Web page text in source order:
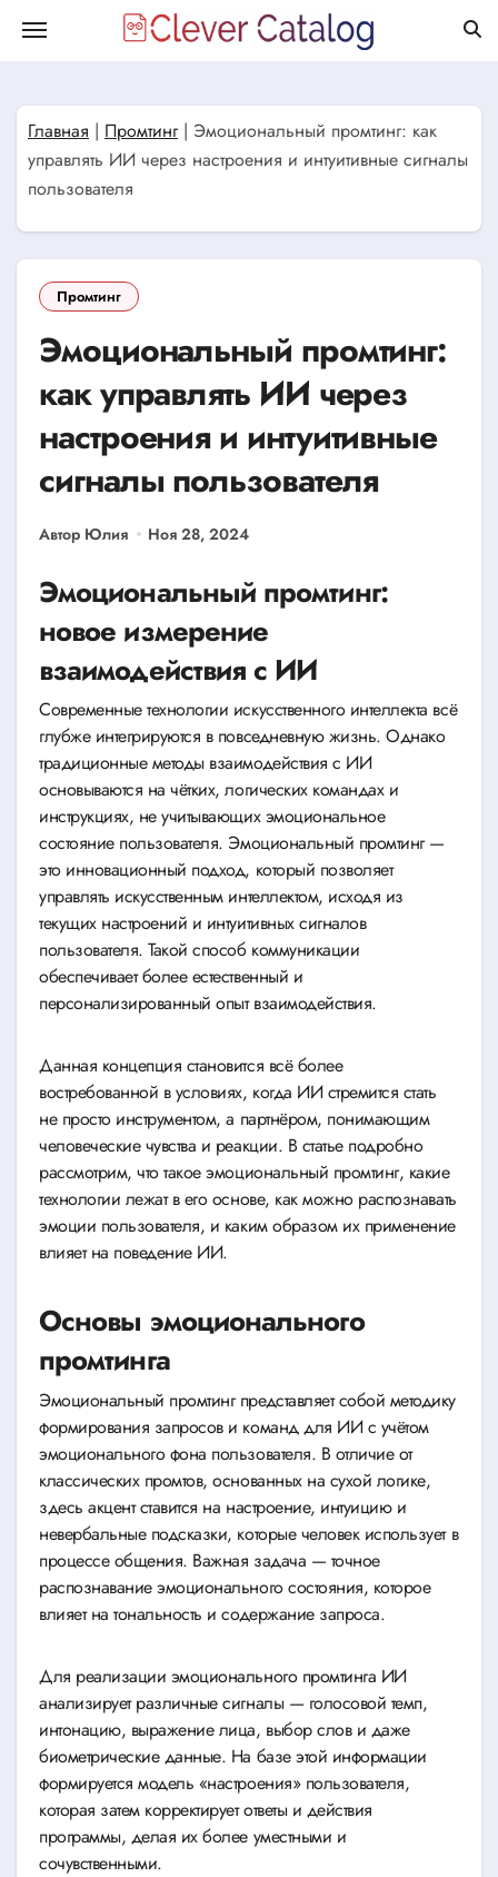
Главная | Промтинг| Эмоциональный промтинг: как
управлять ИИ через настроения и интуитивные сигналы
пользователя
Промтинг
Эмоциональный промтинг:
как управлять ИИ через
настроения и интуитивные
сигналы пользователя
Автор Юлия Ноя 28, 2024
Эмоциональный промтинг:
новое измерение
взаимодействия с ИИ
Современные технологии искусственного интеллекта всё
глубже интегрируются в повседневную жизнь. Однако
традиционные методы взаимодействия с ИИ
основываются на чётких, логических командах и
инструкциях, не учитывающих эмоциональное
состояние пользователя. Эмоциональный промтинг —
это инновационный подход, который позволяет
управлять искусственным интеллектом, исходя из
текущих настроений и интуитивных сигналов
пользователя. Такой способ коммуникации
обеспечивает более естественный и
персонализированный опыт взаимодействия.
Данная концепция становится всё более
востребованной в условиях, когда ИИ стремится стать
не просто инструментом, а партнёром, понимающим
человеческие чувства и реакции. В статье подробно
рассмотрим, что такое эмоциональный промтинг, какие
технологии лежат в его основе, как можно распознавать
эмоции пользователя, и каким образом их применение
влияет на поведение ИИ.
Основы эмоционального
промтинга
Эмоциональный промтинг представляет собой методику
формирования запросов и команд для ИИ с учётом
эмоционального фона пользователя. В отличие от
классических промтов, основанных на сухой логике,
здесь акцент ставится на настроение, интуицию и
невербальные подсказки, которые человек использует в
процессе общения. Важная задача — точное
распознавание эмоционального состояния, которое
влияет на тональность и содержание запроса.
Для реализации эмоционального промтинга ИИ
анализирует различные сигналы — голосовой темп,
интонацию, выражение лица, выбор слов и даже
биометрические данные. На базе этой информации
формируется модель «настроения» пользователя,
которая затем корректирует ответы и действия
программы, делая их более уместными и
сочувственными.